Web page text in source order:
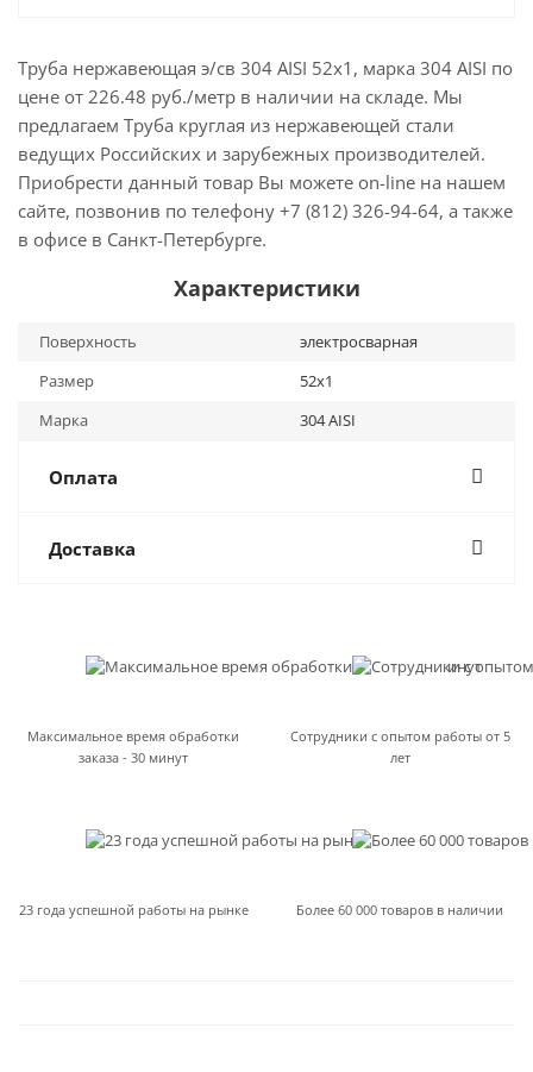
Труба нержавеющая э/св 304 AISI 52х1, марка 304 AISI по
цене от 226.48 руб./метр в наличии на складе. Мы
предлагаем Труба круглая из нержавеющей стали
ведущих Российских и зарубежных производителей.
Приобрести данный товар Вы можете on-line на нашем
сайте, позвонив по телефону +7 (812) 326-94-64, а также
в офисе в Санкт-Петербурге.
Характеристики
Поверхность
электросварная
Размер
52х1
Марка
304 AISI
Оплата
Доставка
Максимальное время обработки
заказа - 30 минут
Сотрудники с опытом работы от 5
лет
23 года успешной работы на рынке Более 60 000 товаров в наличии